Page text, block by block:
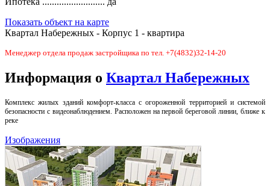
Показать объект на карте
Квартал Набережных - Корпус 1 - квартира
Менеджер отдела продаж застройщика по тел. +7(4832)32-14-20
Информация о Квартал Набережных
Комплекс жилых зданий комфорт-класса с огороженной территорией и системой
безопасности с видеонаблюдением. Расположен на первой береговой линии, ближе к
реке
Изображения